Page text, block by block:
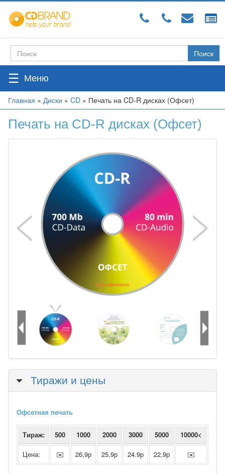
Перейти
основному
Форма
поиска
Поиск
☰
Вы
Главная » Диски » CD » Печать на CD-R дисках (Офсет)
Печать на CD-R дисках (Офсет)
Скрыть
Тиражи и цены
Офсетная печать
Тираж: 500 1000 2000 3000 5000 10000<
Цена: ✉️ 26,9р 25,9р 24.9р 22,9р ✉️